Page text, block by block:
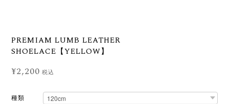
PREMIAM LUMB LEATHER
SHOELACE【YELLOW】
¥2,200 税込
種類